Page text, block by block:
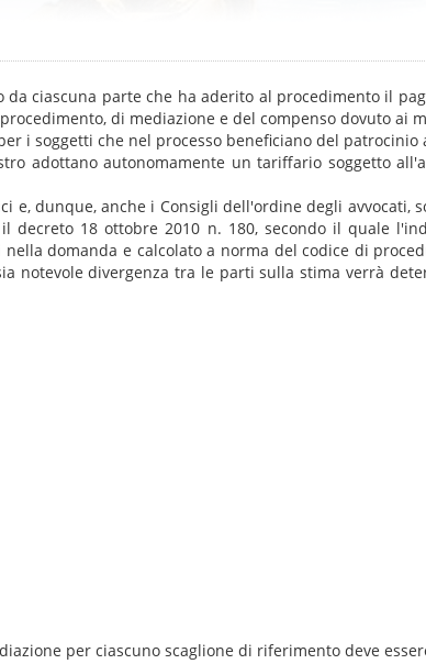
da ciascuna parte che ha aderito al procedimento il
di mediazione e del compenso dovuto ai
i soggetti che nel processo beneficiano del patrocinio
adottano autonomamente un tariffario soggetto
e, dunque, anche i Consigli dell'ordine degli avvocati,
decreto 18 ottobre 2010 n. 180, secondo il quale
domanda e calcolato a norma del codice di
notevole divergenza tra le parti sulla stima verrà
per ciascuno scaglione di riferimento deve